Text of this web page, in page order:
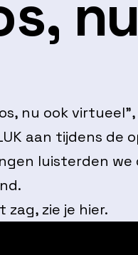
nu ook
aan tijdens de
luisterden
zag, zie je hier.